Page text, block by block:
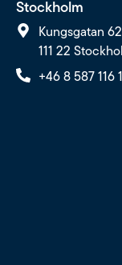
Stockholm
Kungsgatan 62
111 22
+46 8 587 116